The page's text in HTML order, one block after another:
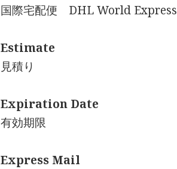
国際宅配便 DHL World Express
Estimate
見積り
Expiration Date
有効期限
Express Mail